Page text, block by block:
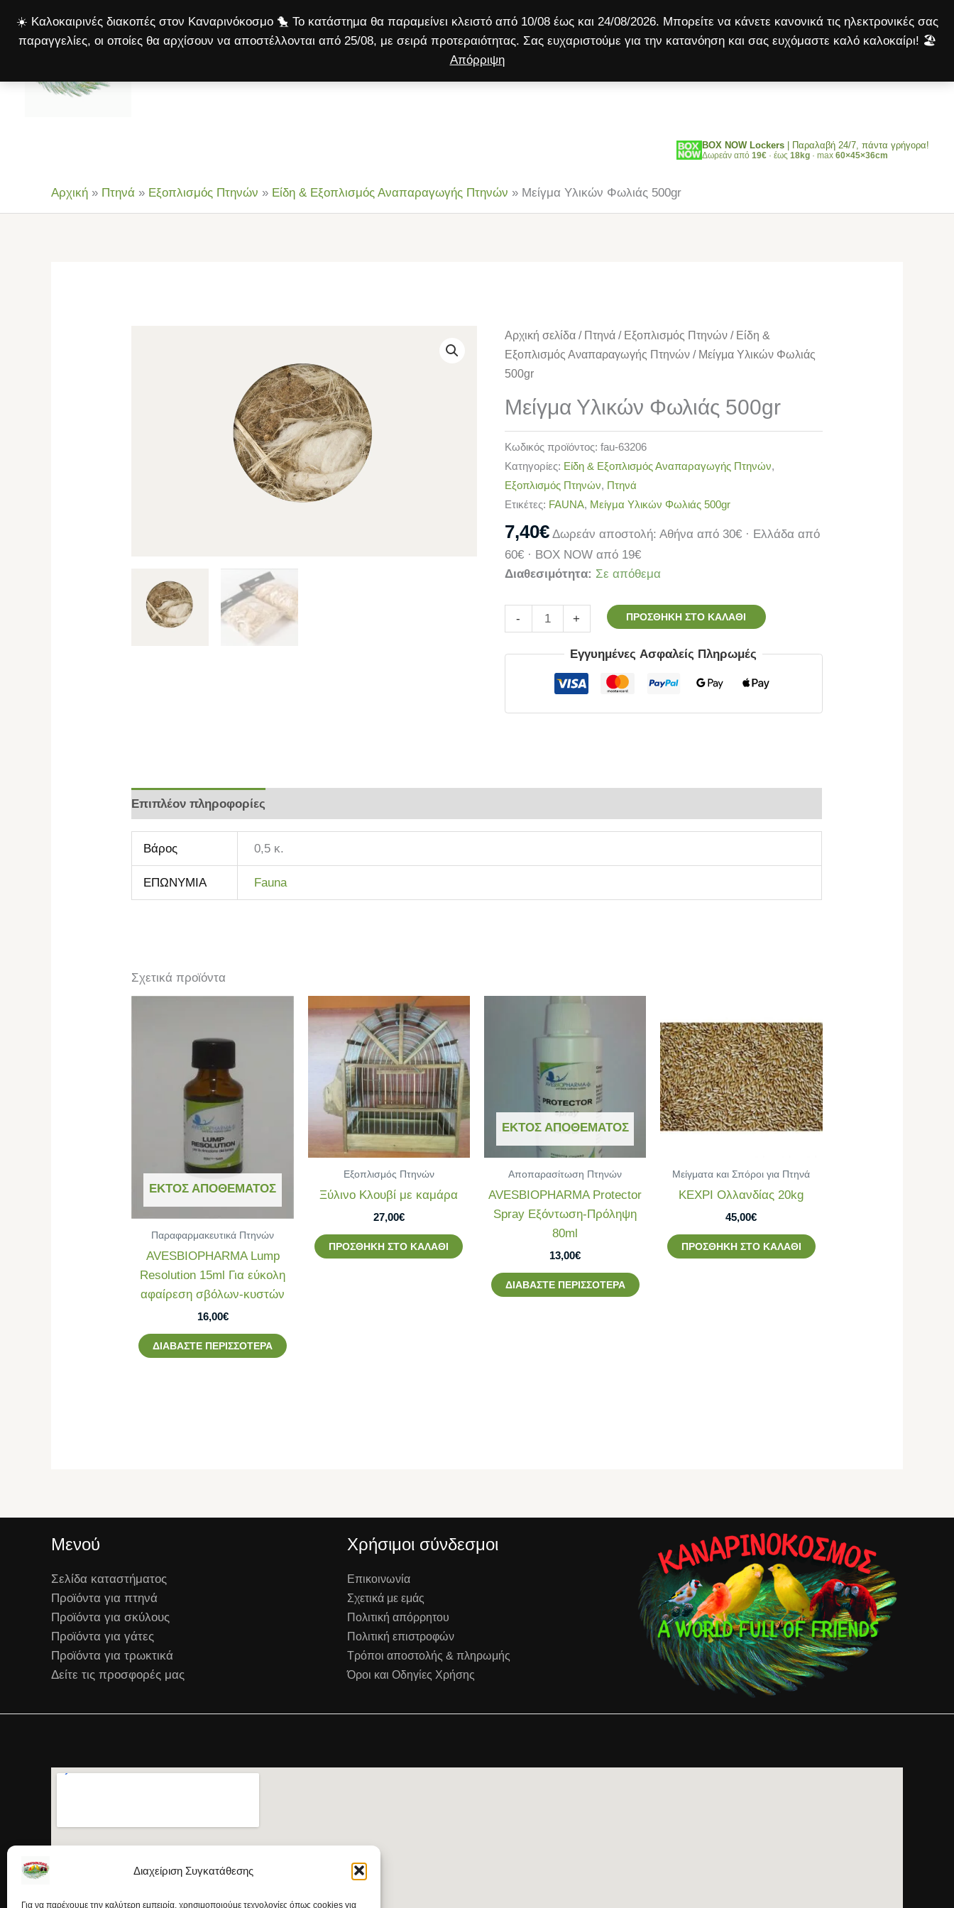
Διαχείριση Συγκατάθεσης
Για να παρέχουμε την καλύτερη εμπειρία, χρησιμοποιούμε τεχνολογίες όπως cookies για
☀️ Καλοκαιρινές διακοπές στον Καναρινόκοσμο 🐤 Το κατάστημα θα παραμείνει κλειστό από 10/08 έως και 24/08/2026. Μπορείτε να κάνετε κανονικά τις ηλεκτρονικές σας
παραγγελίες, οι οποίες θα αρχίσουν να αποστέλλονται από 25/08, με σειρά προτεραιότητας. Σας ευχαριστούμε για την κατανόηση και σας ευχόμαστε καλό καλοκαίρι! 🏖️
Απόρριψη
περιεχόμενο
Μικρό ζώο
BOX NOW Lockers | Παραλαβή 24/7, πάντα γρήγορα!
Δωρεάν από 19€ · έως 18kg · max 60×45×36cm
Αρχική » Πτηνά » Εξοπλισμός Πτηνών » Είδη & Εξοπλισμός Αναπαραγωγής Πτηνών » Μείγμα Υλικών Φωλιάς 500gr
Αρχική σελίδα/ Πτηνά/ Εξοπλισμός Πτηνών/ Είδη &
Εξοπλισμός Αναπαραγωγής Πτηνών/ Μείγμα Υλικών Φωλιάς
500gr
Μείγμα Υλικών Φωλιάς 500gr
Κωδικός προϊόντος: fau-63206
Κατηγορίες: Είδη & Εξοπλισμός Αναπαραγωγής Πτηνών,
Εξοπλισμός Πτηνών, Πτηνά
Ετικέτες: FAUNA, Μείγμα Υλικών Φωλιάς 500gr
7,40€ Δωρεάν αποστολή: Αθήνα από 30€ · Ελλάδα από
60€ · BOX NOW από 19€
Διαθεσιμότητα: Σε απόθεμα
-
Μείγμα
Υλικών
Φωλιάς
ποσότητα
+ ΠΡΟΣΘΉΚΗ ΣΤΟ ΚΑΛΆΘΙ
Εγγυημένες Ασφαλείς Πληρωμές
Επιπλέον πληροφορίες
Βάρος 0,5 κ.
ΕΠΩΝΥΜΙΑ Fauna
Σχετικά προϊόντα
ΕΚΤΌΣ ΑΠΟΘΈΜΑΤΟΣ
Παραφαρμακευτικά Πτηνών
AVESBIOPHARMA Lump
Resolution 15ml Για εύκολη
αφαίρεση σβόλων-κυστών
16,00€
ΔΙΑΒΆΣΤΕ ΠΕΡΙΣΣΌΤΕΡΑ
Εξοπλισμός Πτηνών
Ξύλινο Κλουβί με καμάρα
27,00€
ΠΡΟΣΘΉΚΗ ΣΤΟ ΚΑΛΆΘΙ
ΕΚΤΌΣ ΑΠΟΘΈΜΑΤΟΣ
Αποπαρασίτωση Πτηνών
AVESBIOPHARMA Protector
Spray Εξόντωση-Πρόληψη
80ml
13,00€
ΔΙΑΒΆΣΤΕ ΠΕΡΙΣΣΌΤΕΡΑ
Μείγματα και Σπόροι για Πτηνά
ΚΕΧΡΙ Ολλανδίας 20kg
45,00€
ΠΡΟΣΘΉΚΗ ΣΤΟ ΚΑΛΆΘΙ
Μενού
Σελίδα καταστήματος
Προϊόντα για πτηνά
Προϊόντα για σκύλους
Προϊόντα για γάτες
Προϊόντα για τρωκτικά
Δείτε τις προσφορές μας
Χρήσιμοι σύνδεσμοι
Επικοινωνία
Σχετικά με εμάς
Πολιτική απόρρητου
Πολιτική επιστροφών
Τρόποι αποστολής & πληρωμής
Όροι και Οδηγίες Χρήσης
500gr
ποσότητα